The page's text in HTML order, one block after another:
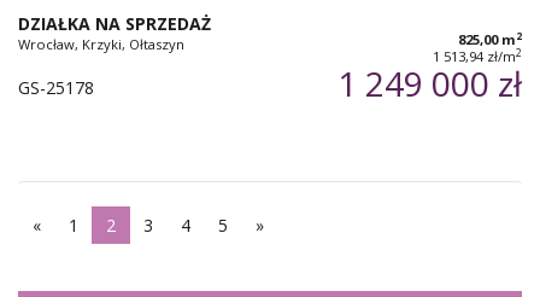
DZIAŁKA NA SPRZEDAŻ
Wrocław, Krzyki, Ołtaszyn 825,00 m2
1 513,94 zł/m2
GS-25178 1 249 000 zł
« 1 2 3 4 5 »